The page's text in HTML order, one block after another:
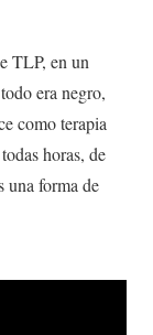
TLP, en un
era negro,
como terapia
horas, de
una forma de